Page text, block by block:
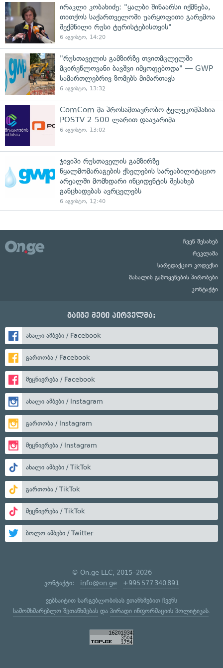
ირაკლი კობახიძე: "ყალბი შინაარსი იქმნება,
თითქოს საქართველოში უარყოფითი გარემოა
შექმნილი რუსი ტურისტებისთვის"
6 აგვისტო, 14:20
"რუსთაველის გამზირზე თვითმცლელში
მცირეწლოვანი ბავშვი იმყოფებოდა" — GWP
სამართლებრივ ზომებს მიმართავს
6 აგვისტო, 13:32
ComCom-მა პროსამთავრობო ტელეკომპანია
POSTV 2 500 ლარით დააჯარიმა
6 აგვისტო, 13:02
ჯივიპი რუსთაველის გამზირზე
წყალმომარაგების ქსელების სარეაბილიტაციო
არეალში მომხდარი ინციდენტის შესახებ
განცხადებას ავრცელებს
6 აგვისტო, 12:40
ჩვენ შესახებ
რეკლამა
სარედაქციო კოდექსი
მასალის გამოყენების პირობები
კონტაქტი
გაიგე მეტი პირველმა:
ახალი ამბები / Facebook
გართობა / Facebook
მეცნიერება / Facebook
ახალი ამბები / Instagram
გართობა / Instagram
მეცნიერება / Instagram
ახალი ამბები / TikTok
გართობა / TikTok
მეცნიერება / TikTok
ბოლო ამბები / Twitter
© On.ge LLC, 2015–2026
კონტაქტი: info@on.ge +995 577 340 891
ვებსაიტით სარგებლობისას ეთანხმებით ჩვენს
სამომხმარებლო შეთანხმებასდა პირადი ინფორმაციის პოლიტიკას.